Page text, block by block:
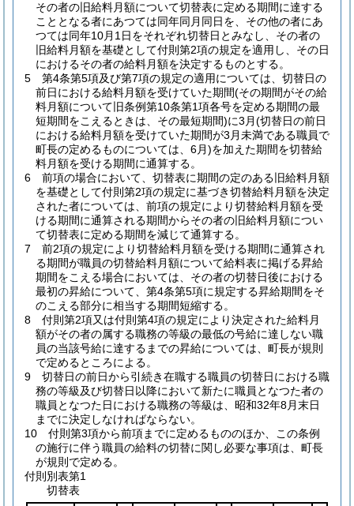
その者の旧給料月額について切替表に定める期間に達する
こととなる者にあつては同年同月同日を、その他の者にあ
つては同年10月1日をそれぞれ切替日とみなし、その者の
旧給料月額を基礎として付則第2項の規定を適用し、その日
におけるその者の給料月額を決定するものとする。
5
第4条第5項及び第7項の規定の適用については、切替日の
前日における給料月額を受けていた期間(その期間がその給
料月額について旧条例第10条第1項各号を定める期間の最
短期間をこえるときは、その最短期間)に3月(切替日の前日
における給料月額を受けていた期間が3月未満である職員で
町長の定めるものについては、6月)を加えた期間を切替給
料月額を受ける期間に通算する。
6
前項の場合において、切替表に期間の定のある旧給料月額
を基礎として付則第2項の規定に基づき切替給料月額を決定
された者については、前項の規定により切替給料月額を受
ける期間に通算される期間からその者の旧給料月額につい
て切替表に定める期間を減じて通算する。
7
前2項の規定により切替給料月額を受ける期間に通算され
る期間が職員の切替給料月額について給料表に掲げる昇給
期間をこえる場合においては、その者の切替日後における
最初の昇給について、第4条第5項に規定する昇給期間をそ
のこえる部分に相当する期間短縮する。
8
付則第2項又は付則第4項の規定により決定された給料月
額がその者の属する職務の等級の最低の号給に達しない職
員の当該号給に達するまでの昇給については、町長が規則
で定めるところによる。
9
切替日の前日から引続き在職する職員の切替日における職
務の等級及び切替日以降において新たに職員となつた者の
職員となつた日における職務の等級は、昭和32年8月末日
までに決定しなければならない。
10
付則第3項から前項までに定めるもののほか、この条例
の施行に伴う職員の給料の切替に関し必要な事項は、町長
が規則で定める。
付則別表第1
切替表